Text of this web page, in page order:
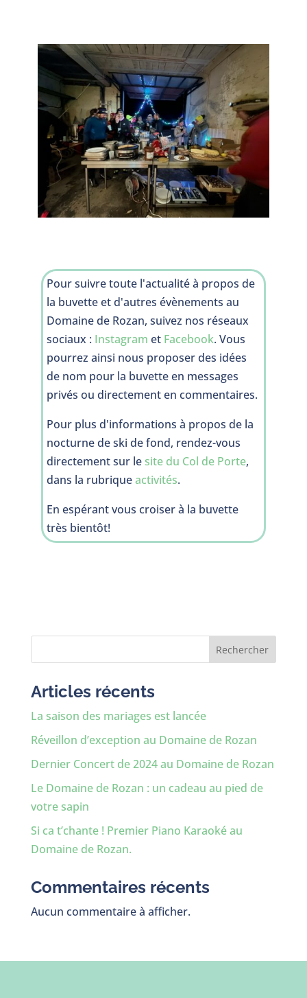
Pour suivre toute l'actualité à propos de
la buvette et d'autres évènements au
Domaine de Rozan, suivez nos réseaux
sociaux : Instagram et Facebook. Vous
pourrez ainsi nous proposer des idées
de nom pour la buvette en messages
privés ou directement en commentaires.
Pour plus d'informations à propos de la
nocturne de ski de fond, rendez-vous
directement sur le site du Col de Porte,
dans la rubriqueactivités.
En espérant vous croiser à la buvette
très bientôt!
Rechercher
Articles récents
La saison des mariages est lancée
Réveillon d’exception au Domaine de Rozan
Dernier Concert de 2024 au Domaine de Rozan
Le Domaine de Rozan : un cadeau au pied de
votre sapin
Si ca t’chante ! Premier Piano Karaoké au
Domaine de Rozan.
Commentaires récents
Aucun commentaire à afficher.